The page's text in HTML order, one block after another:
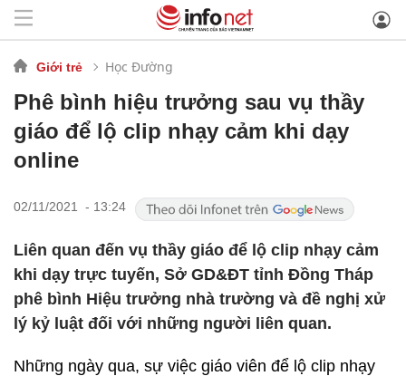
Giới trẻ Học Đường
Phê bình hiệu trưởng sau vụ thầy
giáo để lộ clip nhạy cảm khi dạy
online
02/11/2021 - 13:24
Liên quan đến vụ thầy giáo để lộ clip nhạy cảm
khi dạy trực tuyến, Sở GD&ĐT tỉnh Đồng Tháp
phê bình Hiệu trưởng nhà trường và đề nghị xử
lý kỷ luật đối với những người liên quan.
Những ngày qua, sự việc giáo viên để lộ clip nhạy